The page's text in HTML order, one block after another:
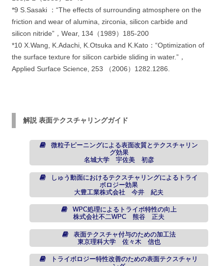
*9 S.Sasaki ：“The effects of surrounding atmosphere on the
friction and wear of alumina, zirconia, silicon carbide and
silicon nitride”，Wear, 134（1989）185-200
*10 X.Wang, K.Adachi, K.Otsuka and K.Kato：“Optimization of
the surface texture for silicon carbide sliding in water.”，
Applied Surface Science, 253 （2006）1282.1286.
解説 表面テクスチャリングガイド
微粒子ピーニングによる表面改質とテクスチャリン
グ効果
名城大学 宇佐美 初彦
しゅう動面におけるテクスチャリングによるトライ
ボロジー効果
大豊工業株式会社 今井 紀夫
WPC処理によるトライボ特性の向上
株式会社不二WPC 熊谷 正夫
表面テクスチャ付与のための加工法
東京理科大学 佐々木 信也
トライボロジー特性改善のための表面テクスチャリ